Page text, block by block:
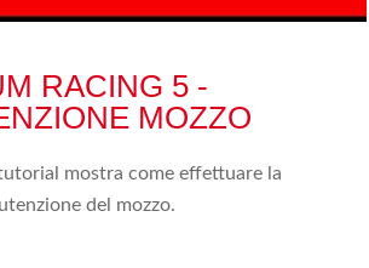
RACING 5 -
MOZZO
mostra come effettuare la
del mozzo.